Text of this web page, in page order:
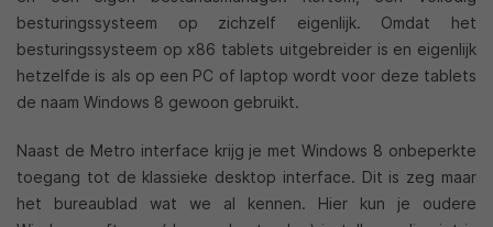
besturingssysteem op zichzelf eigenlijk. Omdat het
besturingssysteem op x86 tablets uitgebreider is en eigenlijk
hetzelfde is als op een PC of laptop wordt voor deze tablets
de naam Windows 8 gewoon gebruikt.
Naast de Metro interface krijg je met Windows 8 onbeperkte
toegang tot de klassieke desktop interface. Dit is zeg maar
het bureaublad wat we al kennen. Hier kun je oudere